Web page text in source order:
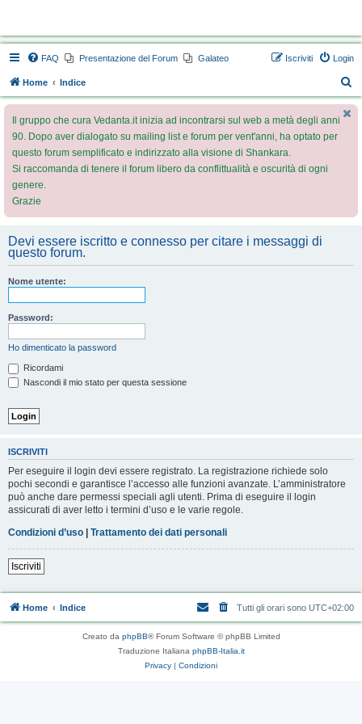
FAQ Presentazione del Forum Galateo Login
Iscriviti
Home Indice
e
Il gruppo che cura Vedanta.it inizia ad incontrarsi sul web a metà degli anni
90. Dopo aver dialogato su mailing list e forum per vent'anni, ha optato per
questo forum semplificato e indirizzato alla visione di Shankara.
Si raccomanda di tenere il forum libero da conflittualità e oscurità di ogni
genere.
Grazie
Devi essere iscritto e connesso per citare i messaggi di
questo forum.
Nome utente:
Password:
Ho dimenticato la password
Ricordami
Nascondi il mio stato per questa sessione
ISCRIVITI
Per eseguire il login devi essere registrato. La registrazione richiede solo
pochi secondi e garantisce l’accesso alle funzioni avanzate. L’amministratore
può anche dare permessi speciali agli utenti. Prima di eseguire il login
assicurati di aver letto i termini d’uso e le varie regole.
Condizioni d’uso | Trattamento dei dati personali
Iscriviti
Home Indice Tutti gli orari sono UTC+02:00
Creato da phpBB® Forum Software © phpBB Limited
Traduzione Italiana phpBB-Italia.it
Privacy | Condizioni